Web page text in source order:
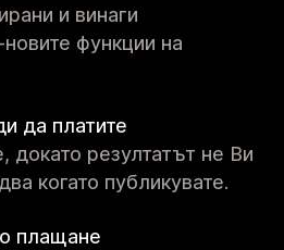
и винаги
функции на
да платите
докато резултатът не Ви
когато публикувате.
плащане